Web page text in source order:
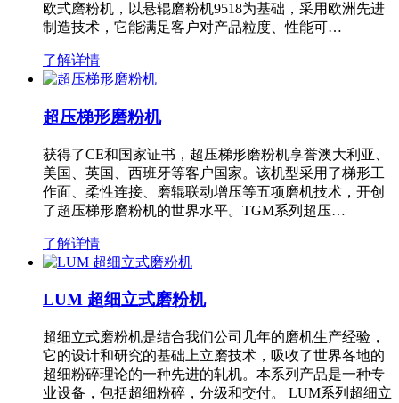
欧式磨粉机，以悬辊磨粉机9518为基础，采用欧洲先进
制造技术，它能满足客户对产品粒度、性能可…
了解详情
超压梯形磨粉机
获得了CE和国家证书，超压梯形磨粉机享誉澳大利亚、
美国、英国、西班牙等客户国家。该机型采用了梯形工
作面、柔性连接、磨辊联动增压等五项磨机技术，开创
了超压梯形磨粉机的世界水平。TGM系列超压…
了解详情
LUM 超细立式磨粉机
超细立式磨粉机是结合我们公司几年的磨机生产经验，
它的设计和研究的基础上立磨技术，吸收了世界各地的
超细粉碎理论的一种先进的轧机。本系列产品是一种专
业设备，包括超细粉碎，分级和交付。 LUM系列超细立